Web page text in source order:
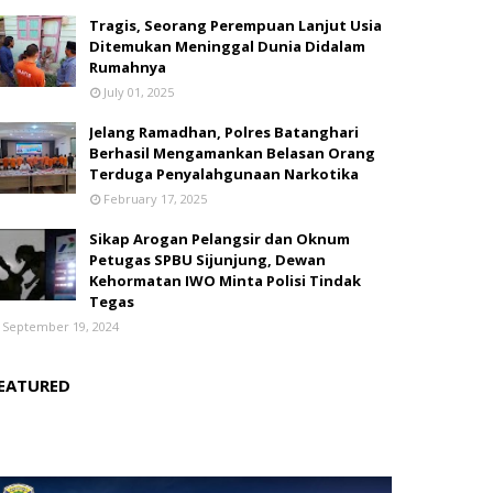
Tragis, Seorang Perempuan Lanjut Usia
Ditemukan Meninggal Dunia Didalam
Rumahnya
July 01, 2025
Jelang Ramadhan, Polres Batanghari
Berhasil Mengamankan Belasan Orang
Terduga Penyalahgunaan Narkotika
February 17, 2025
Sikap Arogan Pelangsir dan Oknum
Petugas SPBU Sijunjung, Dewan
Kehormatan IWO Minta Polisi Tindak
Tegas
September 19, 2024